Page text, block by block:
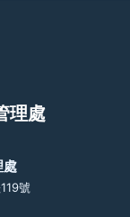
理處
處
號